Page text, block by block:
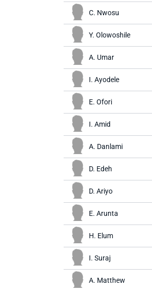
C. Nwosu
Y. Olowoshile
A. Umar
I. Ayodele
E. Ofori
I. Amid
A. Danlami
D. Edeh
D. Ariyo
E. Arunta
H. Elum
I. Suraj
A. Matthew